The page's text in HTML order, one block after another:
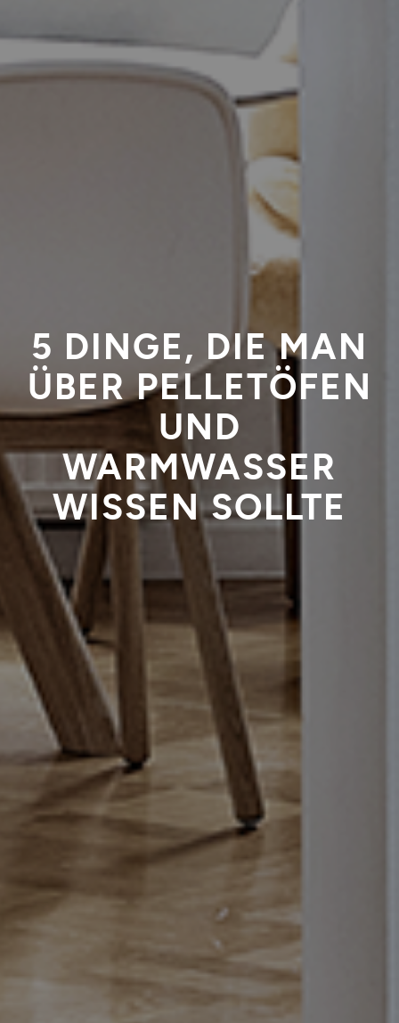
5 DINGE, DIE MAN
ÜBER PELLETÖFEN
UND
WARMWASSER
WISSEN SOLLTE